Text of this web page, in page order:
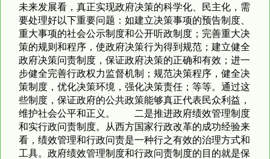
未来发展看，真正实现政府决策的科学化、民主化，需
要处理好以下重要问题：如建立决策事项的预告制度、
重大事项的社会公示制度和公开听政制度；完善重大决
策的规则和程序，使政府决策行为得到规范；建立健全
政府决策问责制度，保证政府决策的正确和有效；进一
步健全完善行政权力监督机制；规范决策程序，健全决
策制度，优化决策环境，强化决策责任；等等。通过这
些制度，保证政府的公共政策能够真正代表民众利益，
维护社会公平和正义。 二是推进政府绩效管理制度
和实行政问责制度。从西方国家行政改革的成功经验来
看，绩效管理和行政问责是一种行之有效的治理方式和
工具。政府绩效管理制度和行政问责制度的目的就是保